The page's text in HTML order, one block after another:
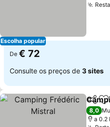
Escolha popular
De € 72
Consulte os preços de 3 sites
8,0
a 0.2